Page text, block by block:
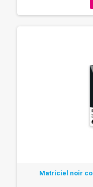
Matriciel noir